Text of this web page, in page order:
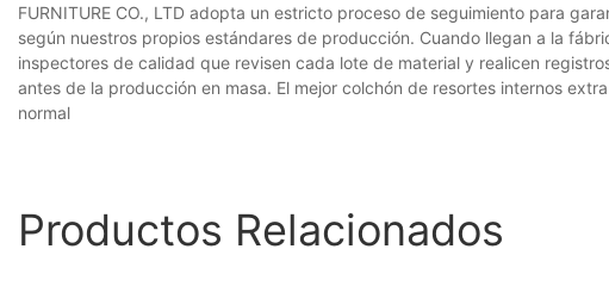
FURNITURE CO., LTD adopta un estricto proceso de seguimiento para
según nuestros propios estándares de producción. Cuando llegan a la
inspectores de calidad que revisen cada lote de material y realicen
antes de la producción en masa. El mejor colchón de resortes internos
normal
Productos Relacionados